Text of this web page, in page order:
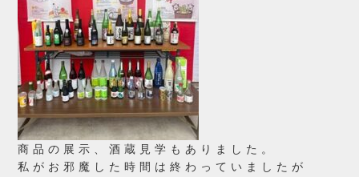
商品の展示、酒蔵見学もありました。
私がお邪魔した時間は終わっていましたが